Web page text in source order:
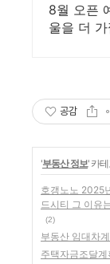
8월 오픈
울을 더
공감
'부동산 정보' 카
호갱노노 2025
드시티 그 이유
(2)
부동산 임대차
주택자금조달